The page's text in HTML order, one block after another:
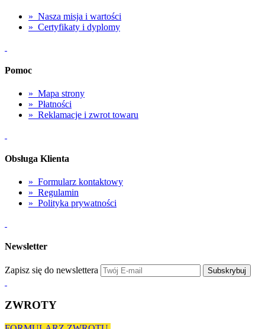
» Nasza misja i wartości
» Certyfikaty i dyplomy
Pomoc
» Mapa strony
» Płatności
» Reklamacje i zwrot towaru
Obsługa Klienta
» Formularz kontaktowy
» Regulamin
» Polityka prywatności
Newsletter
Zapisz się do newslettera Subskrybuj
ZWROTY